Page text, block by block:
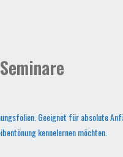
Geeignet für absolute
kennelernen möchten.